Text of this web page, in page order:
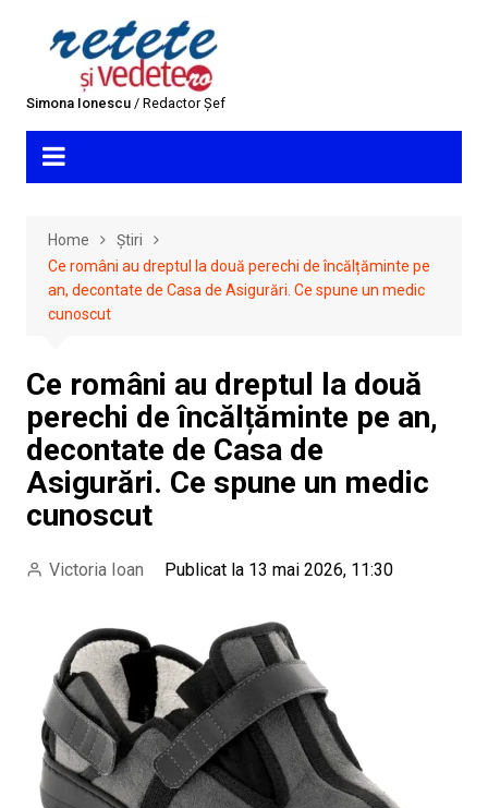
Simona Ionescu/ Redactor Șef
Home
Știri
Ce români au dreptul la două perechi de încălțăminte pe
an, decontate de Casa de Asigurări. Ce spune un medic
cunoscut
Ce români au dreptul la două
perechi de încălțăminte pe an,
decontate de Casa de
Asigurări. Ce spune un medic
cunoscut
Victoria Ioan Publicat la 13 mai 2026, 11:30